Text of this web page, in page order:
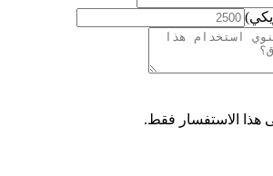
هذا الاستفسار فقط.